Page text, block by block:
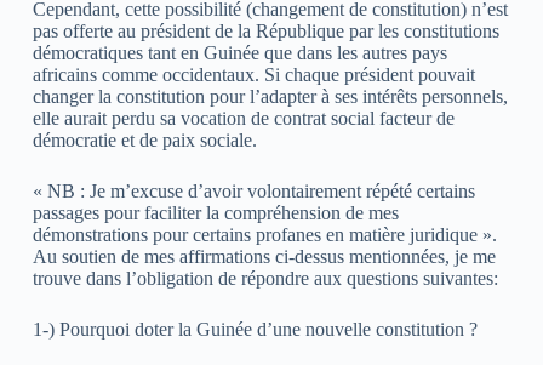
Cependant, cette possibilité (changement de constitution) n’est
pas offerte au président de la République par les constitutions
démocratiques tant en Guinée que dans les autres pays
africains comme occidentaux. Si chaque président pouvait
changer la constitution pour l’adapter à ses intérêts personnels,
elle aurait perdu sa vocation de contrat social facteur de
démocratie et de paix sociale.
« NB : Je m’excuse d’avoir volontairement répété certains
passages pour faciliter la compréhension de mes
démonstrations pour certains profanes en matière juridique ».
Au soutien de mes affirmations ci-dessus mentionnées, je me
trouve dans l’obligation de répondre aux questions suivantes:
1-) Pourquoi doter la Guinée d’une nouvelle constitution ?